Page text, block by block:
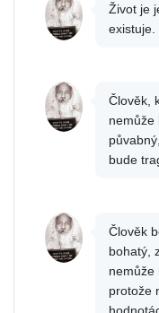
Život je
existuje.
Člověk,
nemůže
bude
Člověk
bohatý,
nemůže
protože